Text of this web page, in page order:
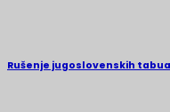
Rušenje jugoslovenskih